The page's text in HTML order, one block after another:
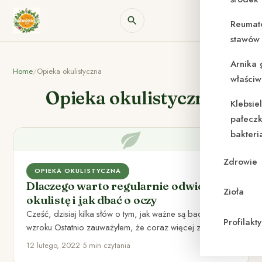
Arnika
Zdrowie
Zioła
Home/Opieka okulistyczna
Opieka okulistyczna
OPIEKA OKULISTYCZNA
Dlaczego warto regularnie odwiedzać
okulistę i jak dbać o oczy
Cześć, dzisiaj kilka słów o tym, jak ważne są badania
wzroku Ostatnio zauważyłem, że coraz więcej znajomych
ma…
12 lutego, 2022•5 min czytania